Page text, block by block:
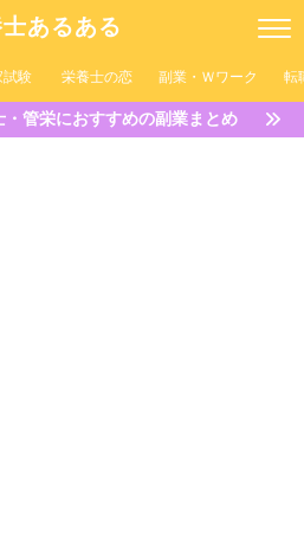
あるある
試験 栄養士の恋 副業・Ｗワーク 転
・管栄におすすめの副業まとめ